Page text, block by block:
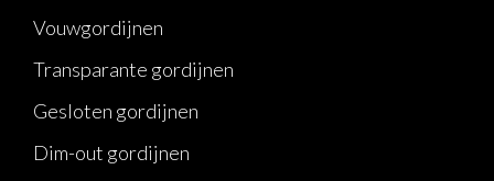
Vouwgordijnen
Transparante gordijnen
Gesloten gordijnen
Dim-out gordijnen